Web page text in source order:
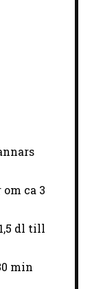
ca 3
dl till
min